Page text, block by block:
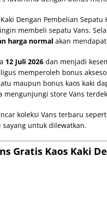
Dengan Pembelian
membeli sepatu Vans.
harga normal akan
12 Juli 2026 dan menjadi
memperoleh bonus
maupun bonus kaos kaki
mengunjungi store Vans
koleksi Vans terbaru
untuk dilewatkan.
Gratis Kaos Kaki